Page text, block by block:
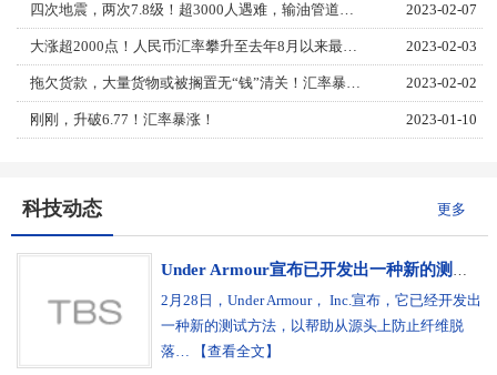
四次地震，两次7.8级！超3000人遇难，输油管道暂停，又有爆炸！美国将对俄铝收200%关税？金属板块狂泄不止 2023-02-07
大涨超2000点！人民币汇率攀升至去年8月以来最高！ 2023-02-03
拖欠货款，大量货物或被搁置无“钱”清关！汇率暴跌，通胀飙升！谨防弃货 2023-02-02
刚刚，升破6.77！汇率暴涨！ 2023-01-10
科技动态 更多
Under Armour宣布已开发出一种新的测试方法，以帮助从源头上防止纤维脱落
2月28日，Under Armour， Inc.宣布，它已经开发出
一种新的测试方法，以帮助从源头上防止纤维脱
落… 【查看全文】